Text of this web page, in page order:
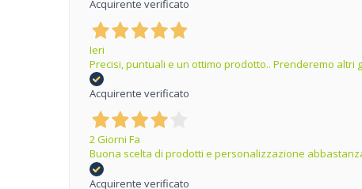
Acquirente verificato
Ieri
Precisi, puntuali e un ottimo prodotto.. Prenderemo altri
Acquirente verificato
2 Giorni Fa
Buona scelta di prodotti e personalizzazione
Acquirente verificato